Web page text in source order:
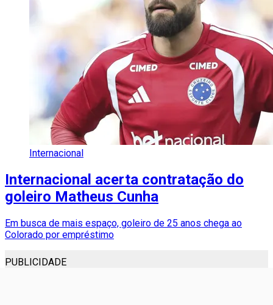
Internacional
Internacional acerta contratação do
goleiro Matheus Cunha
Em busca de mais espaço, goleiro de 25 anos chega ao
Colorado por empréstimo
PUBLICIDADE